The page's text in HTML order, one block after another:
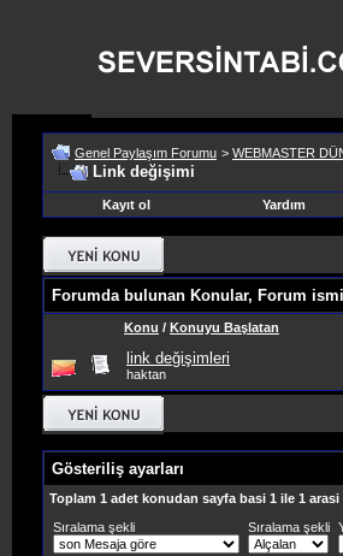
Genel Paylaşım Forumu > WEBMASTER
Link değişimi
Kayıt ol Yardım
Forumda bulunan Konular, Forum ismi
Konu / Konuyu Başlatan
link değişimleri
haktan
Gösteriliş ayarları
Toplam 1 adet konudan sayfa basi 1 ile 1
Sıralama şekli
Sıralama şekli